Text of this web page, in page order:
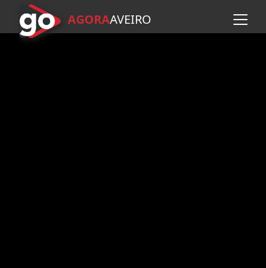
Avançar para o conteúdo
AGORAAVEIRO